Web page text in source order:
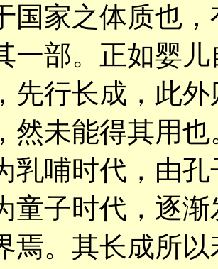
国家之体质也，
一部。正如婴
先行长成，此外
然未能得其用
乳哺时代，由
童子时代，逐
焉。其长成所以